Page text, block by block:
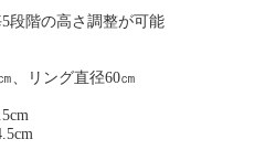
段階の高さ調整が可能
、リング直径60㎝